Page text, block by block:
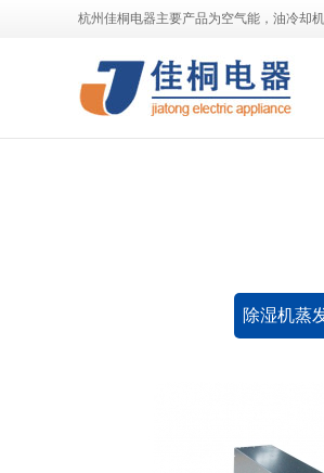
杭州佳桐电器主要产品为空气能，油冷却
除湿机蒸
油冷却机冷凝